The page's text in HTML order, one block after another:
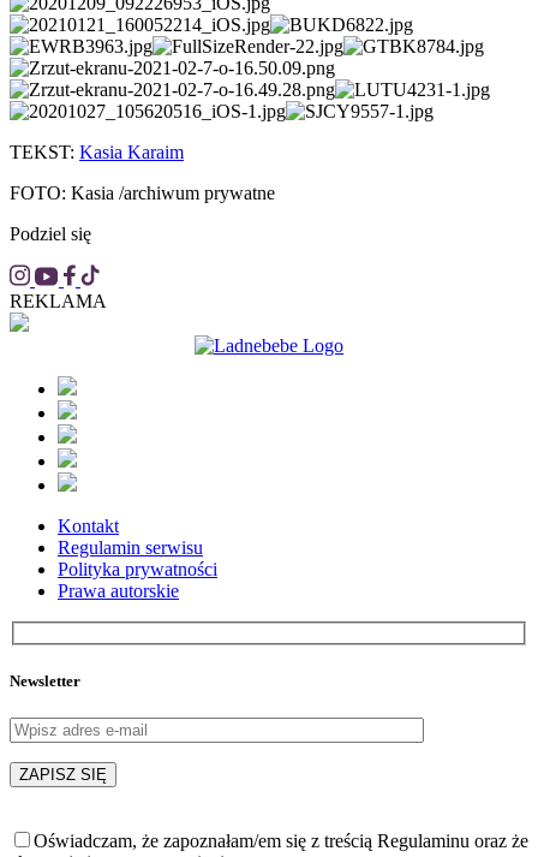
TEKST: Kasia Karaim
FOTO: Kasia /archiwum prywatne
Podziel się
REKLAMA
Kontakt
Regulamin serwisu
Polityka prywatności
Prawa autorskie
Newsletter
Oświadczam, że zapoznałam/em się z treścią Regulaminu oraz że